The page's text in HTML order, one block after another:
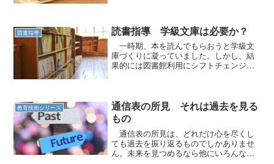
図書指導 読書指導 学級文庫は必要か？
一時期、本を読んでもらおうと学級文
庫づくりに凝っていました。しかし、結
果的には図書館利用にシフトチェンジし
教育技術シリーズ
通信表の所見 それは過去を見る
もの
通信表の所見は、どれだけ心を尽くし
ても過去を振り返るものでしかありませ
ん。未来を見つめるなら他にいろんな方